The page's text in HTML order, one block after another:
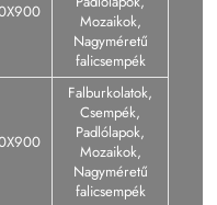
Mozaikok,
Nagyméretű
falicsempék
Falburkolatok,
Csempék,
Padlólapok,
Mozaikok,
Nagyméretű
falicsempék